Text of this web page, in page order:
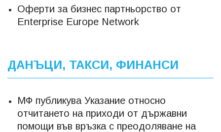
Оферти за бизнес партньорство от
Еnterprise Europe Network
ДАНЪЦИ, ТАКСИ, ФИНАНСИ
МФ публикува Указание относно
отчитането на приходи от държавни
помощи във връзка с преодоляване на